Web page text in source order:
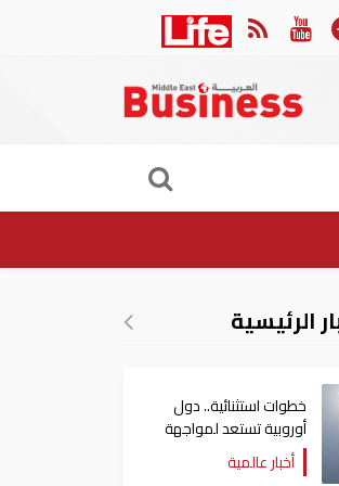
الرئيسية
خطوات استثنائية.. دول
أوروبية تستعد لمواجهة
موجة حر غير مسبوقة
أخبار عالمية